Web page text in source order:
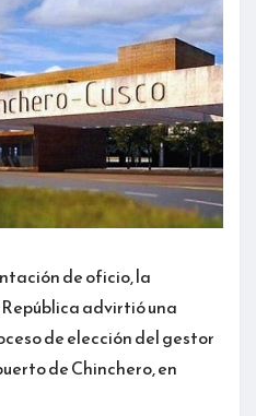
de oficio, la
advirtió una
de elección del gestor
de Chinchero, en